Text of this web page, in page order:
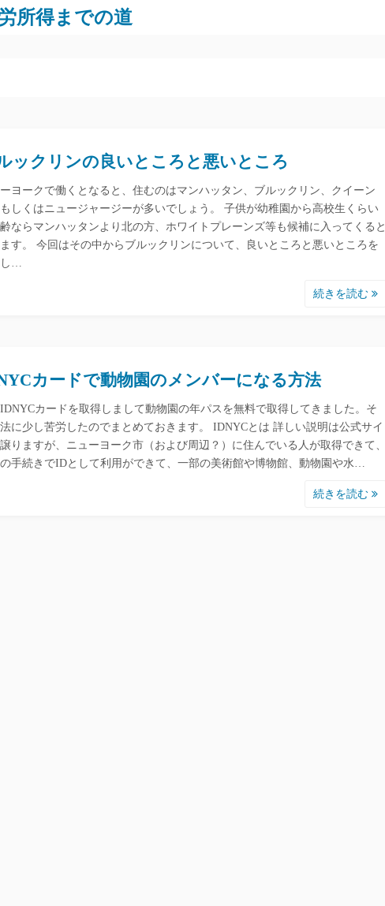
所得までの道
ックリンの良いところと悪いところ
ヨークで働くとなると、住むのはマンハッタン、ブルックリン、クイーン
しくはニュージャージーが多いでしょう。 子供が幼稚園から高校生くらい
ならマンハッタンより北の方、ホワイトプレーンズ等も候補に入ってくると
す。 今回はその中からブルックリンについて、良いところと悪いところを
し…
続きを読む
カードで動物園のメンバーになる方法
カードを取得しまして動物園の年パスを無料で取得してきました。そ
に少し苦労したのでまとめておきます。 IDNYCとは 詳しい説明は公式サイ
譲りますが、ニューヨーク市（および周辺？）に住んでいる人が取得できて、
手続きでIDとして利用ができて、一部の美術館や博物館、動物園や水…
続きを読む